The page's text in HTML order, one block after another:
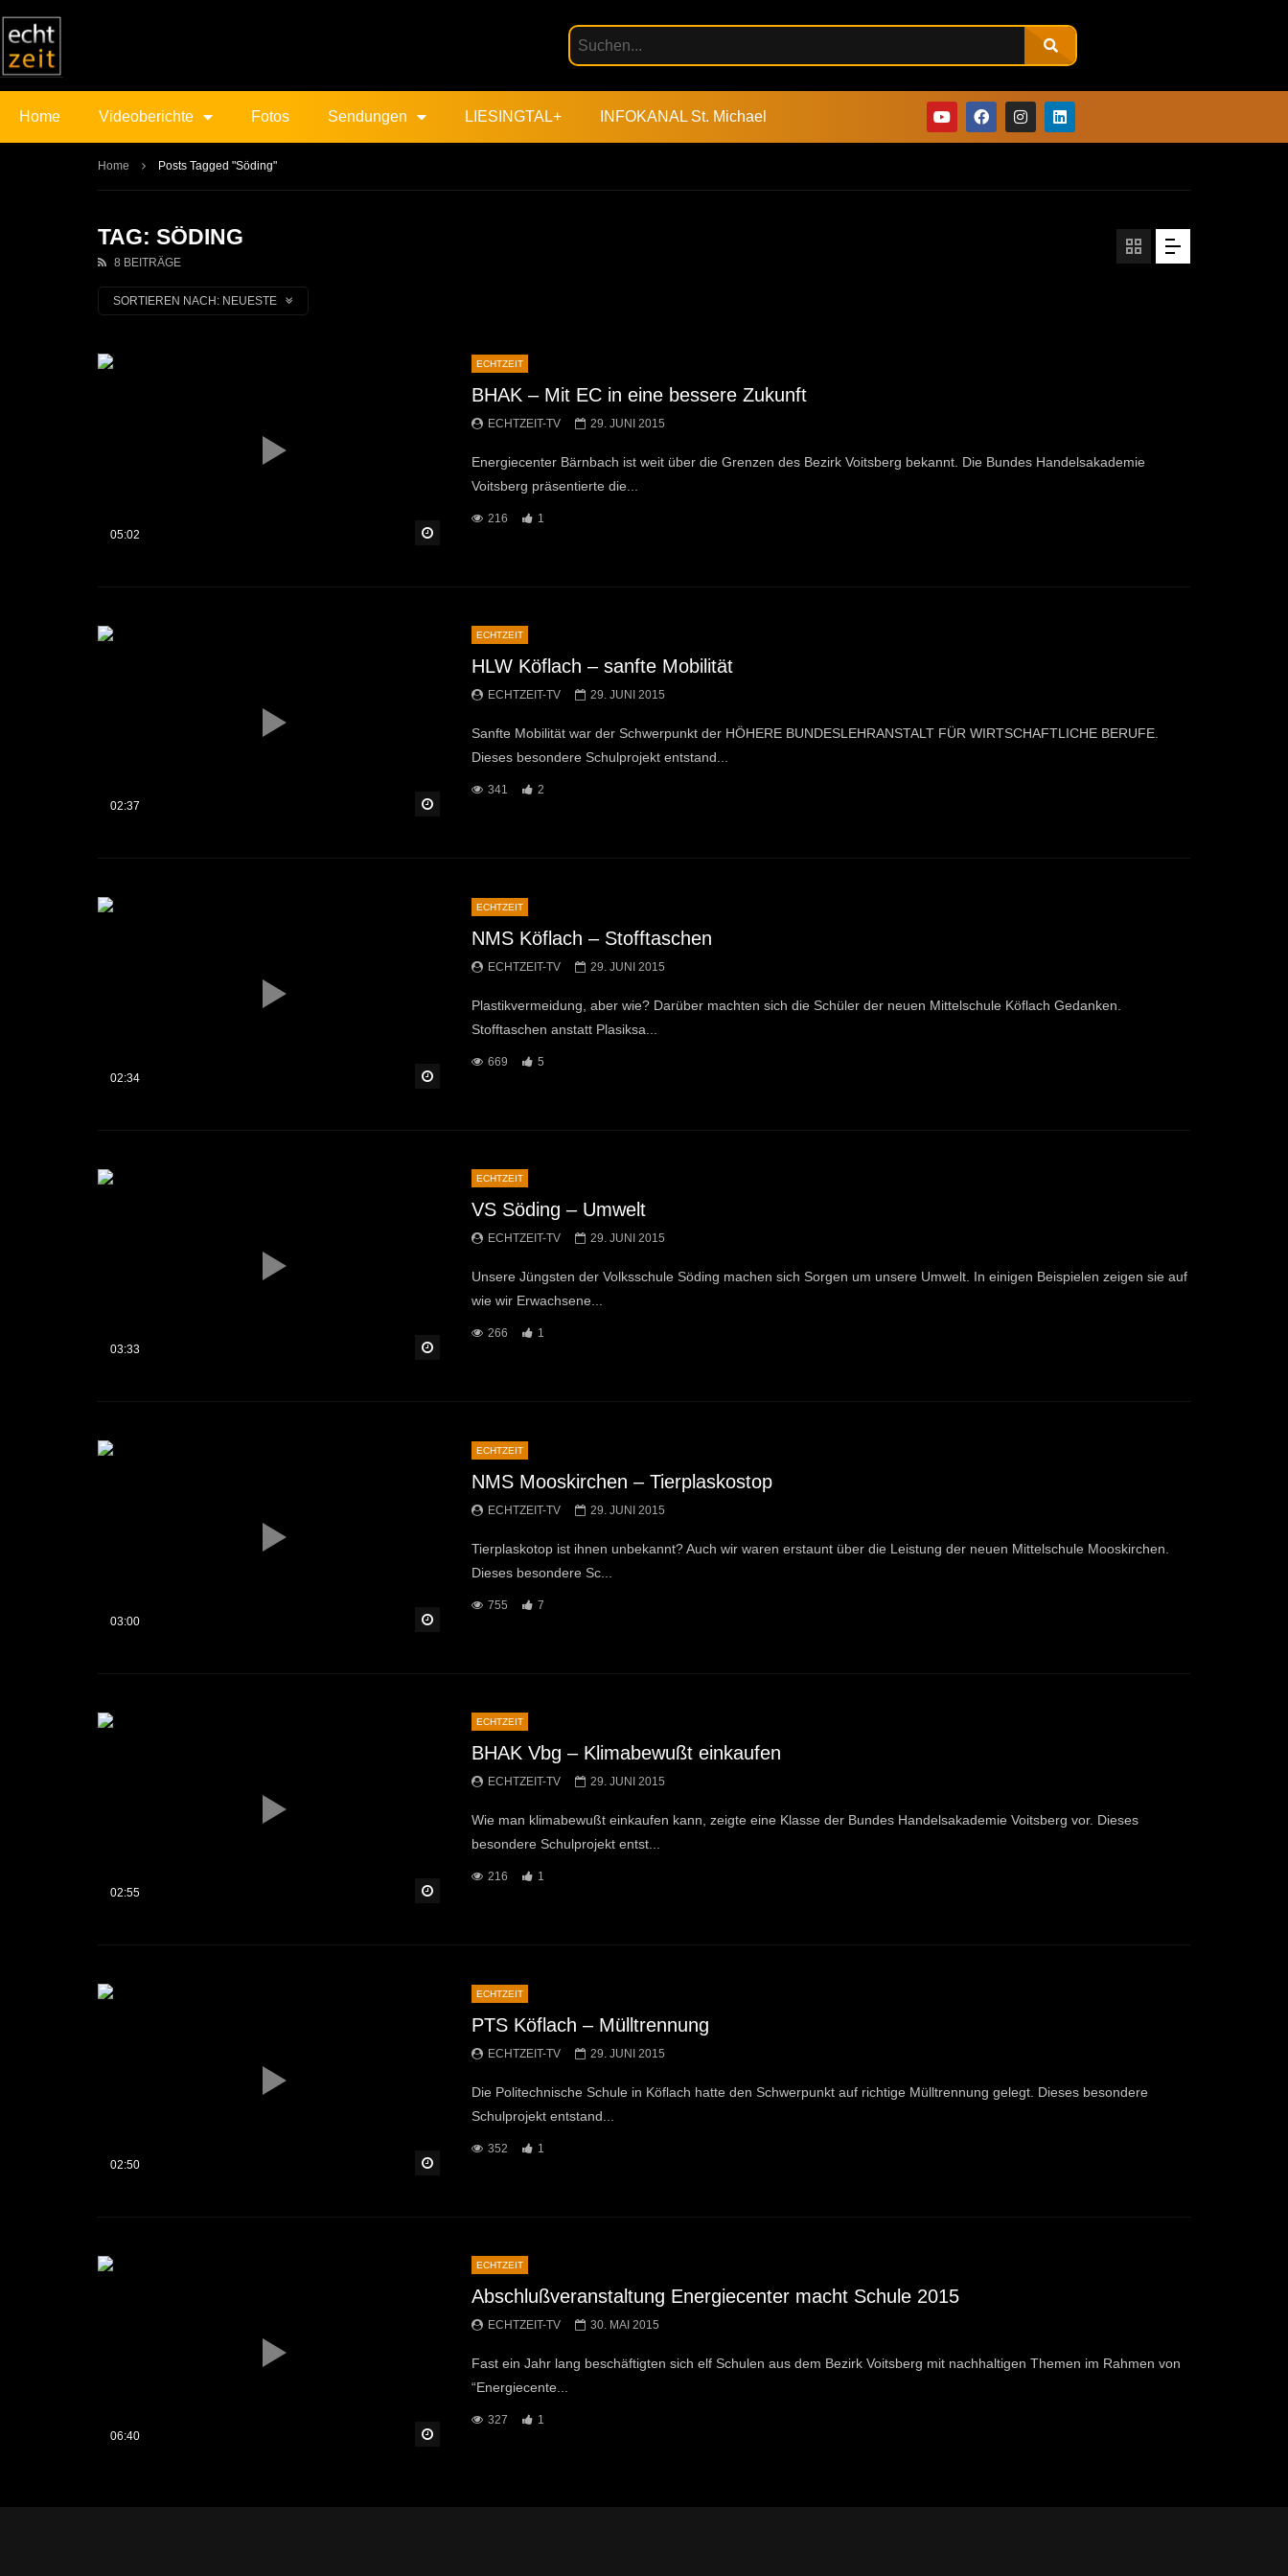
Home Videoberichte Fotos Sendungen LIESINGTAL+ INFOKANAL St. Michael
Home Posts Tagged "Söding"
TAG: SÖDING
8 BEITRÄGE
SORTIEREN NACH: NEUESTE
05:02
ECHTZEIT
BHAK – Mit EC in eine bessere Zukunft
ECHTZEIT-TV 29. JUNI 2015
Energiecenter Bärnbach ist weit über die Grenzen des Bezirk Voitsberg bekannt. Die Bundes Handelsakademie
Voitsberg präsentierte die...
216 1
02:37
ECHTZEIT
HLW Köflach – sanfte Mobilität
ECHTZEIT-TV 29. JUNI 2015
Sanfte Mobilität war der Schwerpunkt der HÖHERE BUNDESLEHRANSTALT FÜR WIRTSCHAFTLICHE BERUFE.
Dieses besondere Schulprojekt entstand...
341 2
02:34
ECHTZEIT
NMS Köflach – Stofftaschen
ECHTZEIT-TV 29. JUNI 2015
Plastikvermeidung, aber wie? Darüber machten sich die Schüler der neuen Mittelschule Köflach Gedanken.
Stofftaschen anstatt Plasiksa...
669 5
03:33
ECHTZEIT
VS Söding – Umwelt
ECHTZEIT-TV 29. JUNI 2015
Unsere Jüngsten der Volksschule Söding machen sich Sorgen um unsere Umwelt. In einigen Beispielen zeigen sie auf
wie wir Erwachsene...
266 1
03:00
ECHTZEIT
NMS Mooskirchen – Tierplaskostop
ECHTZEIT-TV 29. JUNI 2015
Tierplaskotop ist ihnen unbekannt? Auch wir waren erstaunt über die Leistung der neuen Mittelschule Mooskirchen.
Dieses besondere Sc...
755 7
02:55
ECHTZEIT
BHAK Vbg – Klimabewußt einkaufen
ECHTZEIT-TV 29. JUNI 2015
Wie man klimabewußt einkaufen kann, zeigte eine Klasse der Bundes Handelsakademie Voitsberg vor. Dieses
besondere Schulprojekt entst...
216 1
02:50
ECHTZEIT
PTS Köflach – Mülltrennung
ECHTZEIT-TV 29. JUNI 2015
Die Politechnische Schule in Köflach hatte den Schwerpunkt auf richtige Mülltrennung gelegt. Dieses besondere
Schulprojekt entstand...
352 1
06:40
ECHTZEIT
Abschlußveranstaltung Energiecenter macht Schule 2015
ECHTZEIT-TV 30. MAI 2015
Fast ein Jahr lang beschäftigten sich elf Schulen aus dem Bezirk Voitsberg mit nachhaltigen Themen im Rahmen von
“Energiecente...
327 1